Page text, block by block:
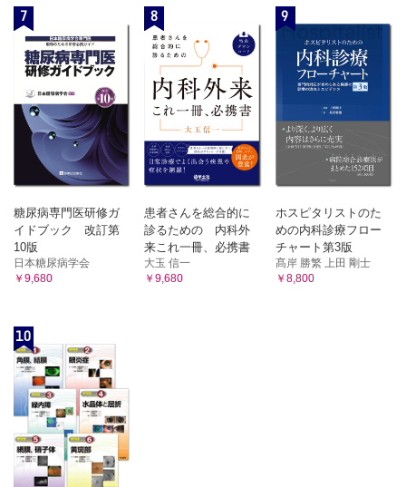
解明されていない「老衰」の本態
人間は何歳まで生きられるのか
老衰の指標は病態評価で
終末期対応にも求められる「多様性」
高齢者や病者の声に耳を傾けることの大切さ
「前看取り期」をしっかり確保しよう
参考文献
索引
COLUMN
(2)皮下輸液の利点と実施時の留意点
(3)流行する感染症（COVID-19のような新興感染症を含む）
への対応における留意点
(4)浮腫み（むくみ）がみられたときの向き合い方
切！
(3)尿路感染症の判定は簡易検査キットで
(4)悪性症候群は初期対応が肝心
(5)敗血症を疑うサインを知っておこう
(6)食止めや摂食ムラがあるときはインスリン分泌を促す薬
に注意！
(7)自然回復する「意識消失」と，治さないと回復しない
「意識障害」
7
糖尿病専門医研修ガ
イドブック 改訂第
10版
日本糖尿病学会
￥9,680
8
患者さんを総合的に
診るための 内科外
来これ一冊、必携書
大玉 信一
￥9,680
9
ホスピタリストのた
めの内科診療フロー
チャート第3版
髙岸 勝繁 上田 剛士
￥8,800
10